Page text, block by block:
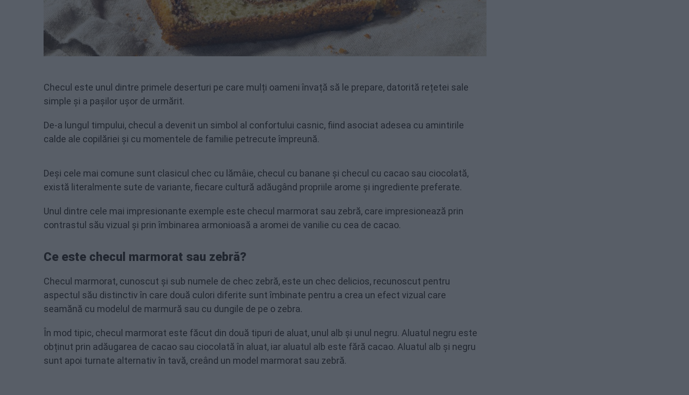
Checul este unul dintre primele deserturi pe care mulți oameni învață să le prepare, datorită rețetei sale
simple și a pașilor ușor de urmărit.
De-a lungul timpului, checul a devenit un simbol al confortului casnic, fiind asociat adesea cu amintirile
calde ale copilăriei și cu momentele de familie petrecute împreună.
Deși cele mai comune sunt clasicul chec cu lămâie, checul cu banane și checul cu cacao sau ciocolată,
există literalmente sute de variante, fiecare cultură adăugând propriile arome și ingrediente preferate.
Unul dintre cele mai impresionante exemple este checul marmorat sau zebră, care impresionează prin
contrastul său vizual și prin îmbinarea armonioasă a aromei de vanilie cu cea de cacao.
Ce este checul marmorat sau zebră?
Checul marmorat, cunoscut și sub numele de chec zebră, este un chec delicios, recunoscut pentru
aspectul său distinctiv în care două culori diferite sunt îmbinate pentru a crea un efect vizual care
seamănă cu modelul de marmură sau cu dungile de pe o zebra.
În mod tipic, checul marmorat este făcut din două tipuri de aluat, unul alb și unul negru. Aluatul negru este
obținut prin adăugarea de cacao sau ciocolată în aluat, iar aluatul alb este fără cacao. Aluatul alb și negru
sunt apoi turnate alternativ în tavă, creând un model marmorat sau zebră.